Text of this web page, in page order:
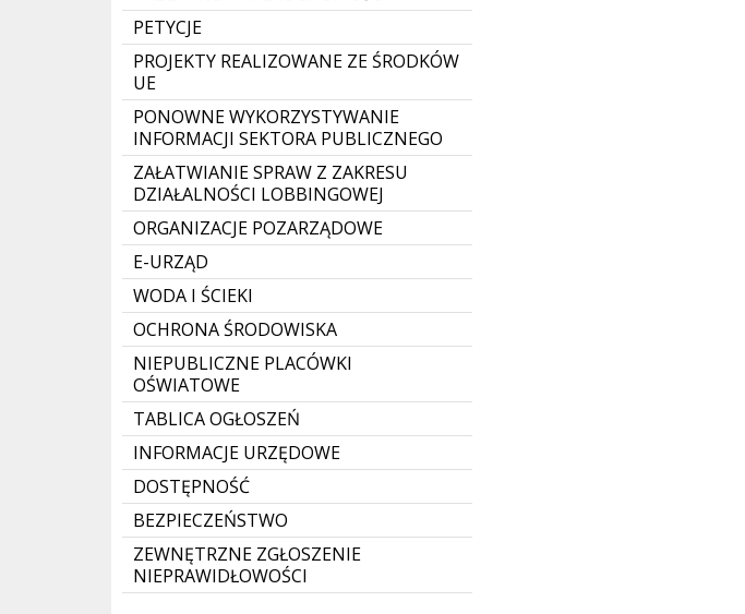
PETYCJE
PROJEKTY REALIZOWANE ZE ŚRODKÓW
UE
PONOWNE WYKORZYSTYWANIE
INFORMACJI SEKTORA PUBLICZNEGO
ZAŁATWIANIE SPRAW Z ZAKRESU
DZIAŁALNOŚCI LOBBINGOWEJ
ORGANIZACJE POZARZĄDOWE
E-URZĄD
WODA I ŚCIEKI
OCHRONA ŚRODOWISKA
NIEPUBLICZNE PLACÓWKI
OŚWIATOWE
TABLICA OGŁOSZEŃ
INFORMACJE URZĘDOWE
DOSTĘPNOŚĆ
BEZPIECZEŃSTWO
ZEWNĘTRZNE ZGŁOSZENIE
NIEPRAWIDŁOWOŚCI